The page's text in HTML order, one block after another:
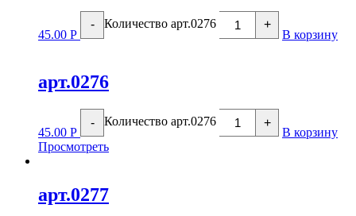
45.00 Р
- Количество арт.0276 +
В корзину
арт.0276
45.00 Р
- Количество арт.0276 +
В корзину
Просмотреть
арт.0277